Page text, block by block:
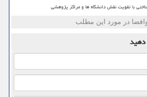
با تقویت نقش دانشگاه ها و مراکز پژوهشی
در مورد این مطلب
دهید